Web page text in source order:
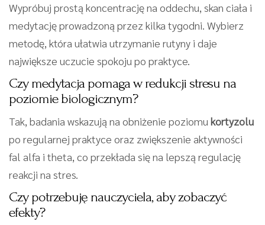
Wypróbuj prostą koncentrację na oddechu, skan ciała i
medytację prowadzoną przez kilka tygodni. Wybierz
metodę, która ułatwia utrzymanie rutyny i daje
największe uczucie spokoju po praktyce.
Czy medytacja pomaga w redukcji stresu na
poziomie biologicznym?
Tak, badania wskazują na obniżenie poziomu kortyzolu
po regularnej praktyce oraz zwiększenie aktywności
fal alfa i theta, co przekłada się na lepszą regulację
reakcji na stres.
Czy potrzebuję nauczyciela, aby zobaczyć
efekty?